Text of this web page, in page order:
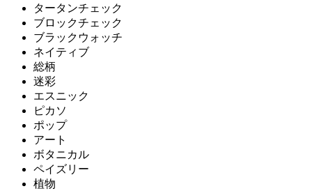
タータンチェック
ブロックチェック
ブラックウォッチ
ネイティブ
総柄
迷彩
エスニック
ピカソ
ポップ
アート
ボタニカル
ペイズリー
植物